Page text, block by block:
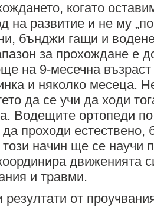
когато
на развитие и не му
бънджи гащи и
за прохождане е
на 9-месечна
и няколко месеца.
да се учи да ходи
Водещите ортопеди
проходи естествено,
начин ще се научи
движенията
и травми.
от